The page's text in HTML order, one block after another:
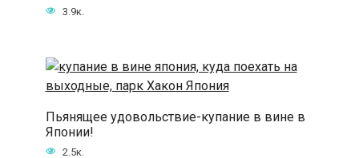
3.9к.
Пьянящее удовольствие-купание в вине в
Японии!
2.5к.